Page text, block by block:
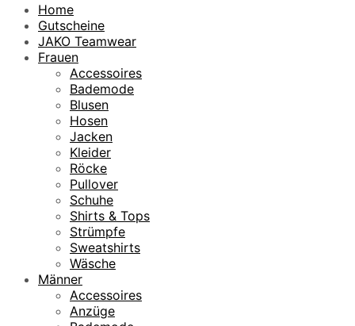
Home
Gutscheine
JAKO Teamwear
Frauen
Accessoires
Bademode
Blusen
Hosen
Jacken
Kleider
Röcke
Pullover
Schuhe
Shirts & Tops
Strümpfe
Sweatshirts
Wäsche
Männer
Accessoires
Anzüge